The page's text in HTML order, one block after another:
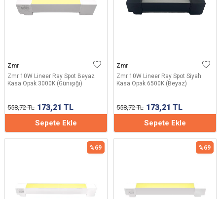
Zmr
Zmr 10W Lineer Ray Spot Beyaz
Kasa Opak 3000K (Günışığı)
558,72TL 173,21 TL
Sepete Ekle
Zmr
Zmr 10W Lineer Ray Spot Siyah
Kasa Opak 6500K (Beyaz)
558,72TL 173,21 TL
Sepete Ekle
%69 %69